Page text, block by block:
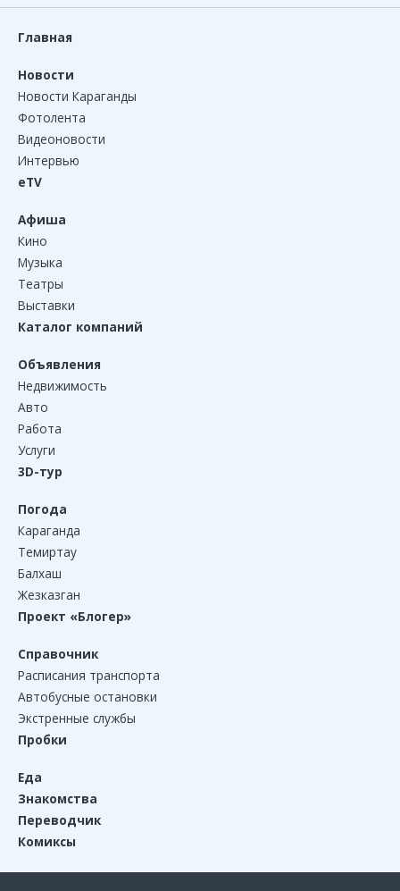
Главная
Новости
Новости Караганды
Фотолента
Видеоновости
Интервью
eTV
Афиша
Кино
Музыка
Театры
Выставки
Каталог компаний
Объявления
Недвижимость
Авто
Работа
Услуги
3D-тур
Погода
Караганда
Темиртау
Балхаш
Жезказган
Проект «Блогер»
Справочник
Расписания транспорта
Автобусные остановки
Экстренные службы
Пробки
Еда
Знакомства
Переводчик
Комиксы